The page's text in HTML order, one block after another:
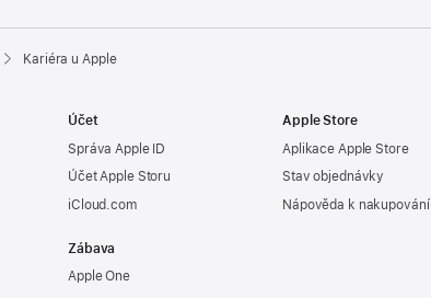
Kariéra u Apple
Účet
Správa Apple ID
Účet Apple Storu
iCloud.com
Zábava
Apple One
Apple Store
Aplikace Apple Store
Stav objednávky
Nápověda k nakupování